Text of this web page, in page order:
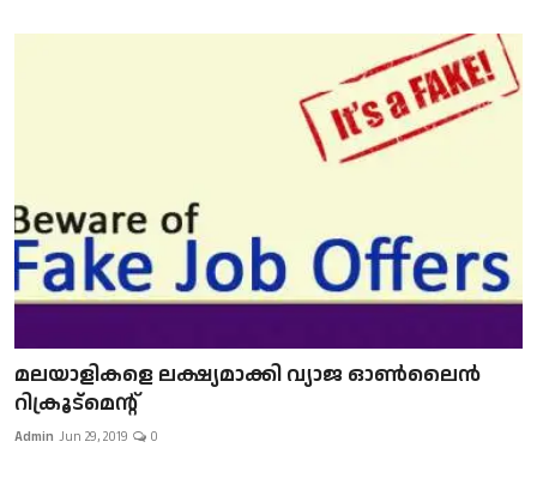
മലയാളികളെ ലക്ഷ്യമാക്കി വ്യാജ ഓൺലൈൻ
റിക്രൂട്മെന്റ്
Admin Jun 29, 2019 0